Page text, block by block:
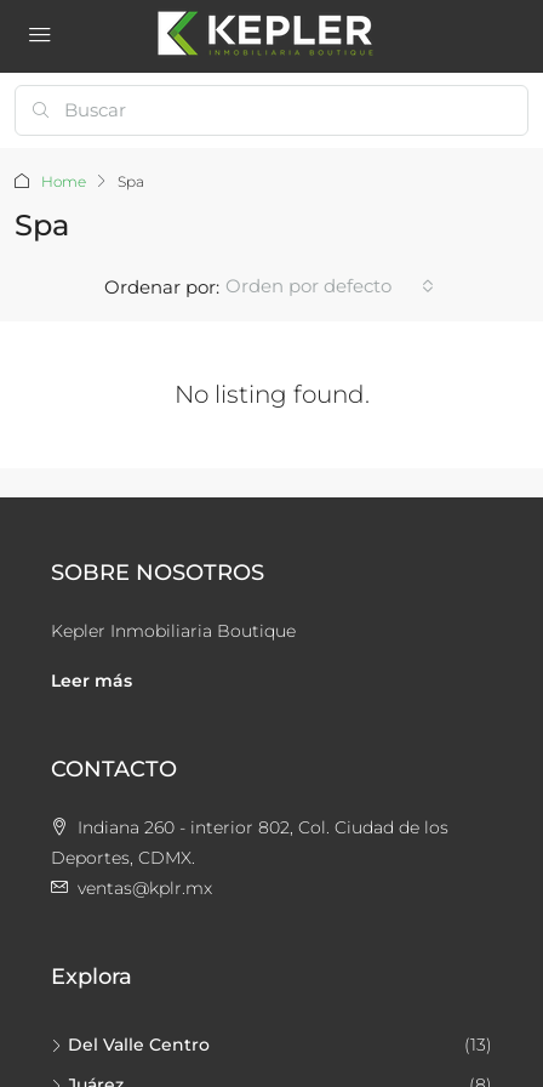
Home Spa
Spa
Ordenar por: Orden por defecto
No listing found.
SOBRE NOSOTROS
Kepler Inmobiliaria Boutique
Leer más
CONTACTO
Indiana 260 - interior 802, Col. Ciudad de los
Deportes, CDMX.
ventas@kplr.mx
Explora
Del Valle Centro
(13)